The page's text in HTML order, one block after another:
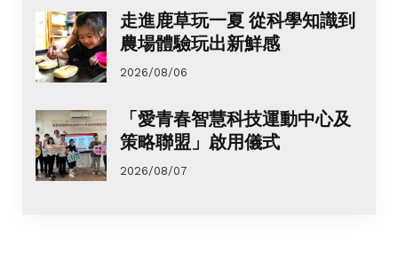
走進鹿草玩一夏 從科學知識到
農場體驗玩出新鮮感
2026/08/06
「愛青春智慧科技運動中心及
策略聯盟」啟用儀式
2026/08/07